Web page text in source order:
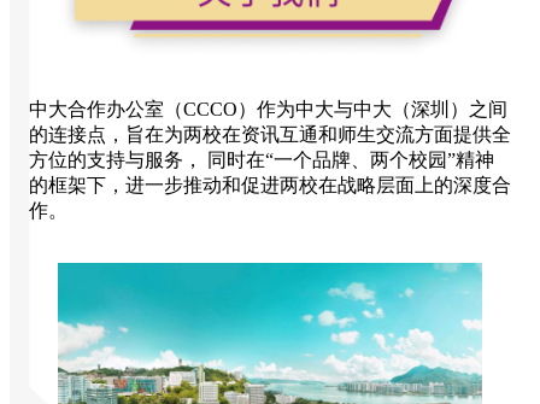
中大合作办公室（CCCO）作为中大与中大（深圳）之间
的连接点，旨在为两校在资讯互通和师生交流方面提供全
方位的支持与服务， 同时在“一个品牌、两个校园”精神
的框架下，进一步推动和促进两校在战略层面上的深度合
作。